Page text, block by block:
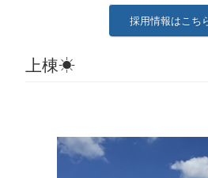
採用情報はこち
上棟☀